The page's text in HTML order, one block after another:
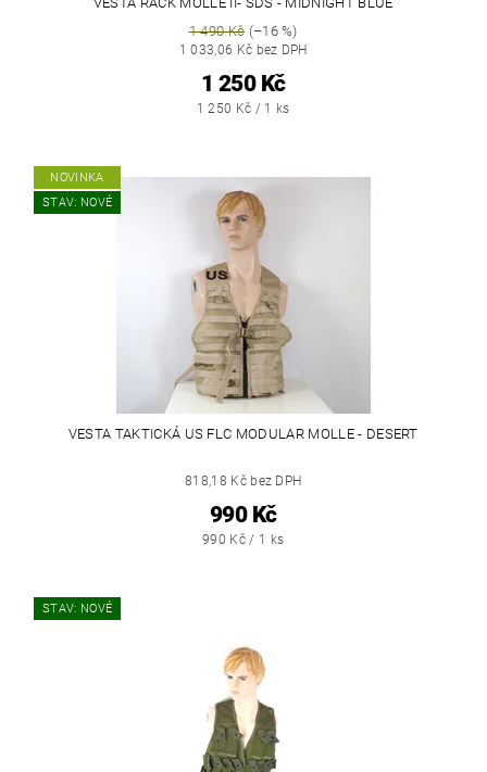
1 490 Kč(–16 %)
1 033,06 Kč bez DPH
1 250 Kč
1 250 Kč / 1 ks
NOVINKA
STAV: NOVÉ
VESTA TAKTICKÁ US FLC MODULAR MOLLE - DESERT
818,18 Kč bez DPH
990 Kč
990 Kč / 1 ks
STAV: NOVÉ